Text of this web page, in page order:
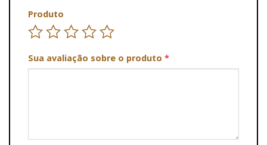
Produto
Sua avaliação sobre o produto *